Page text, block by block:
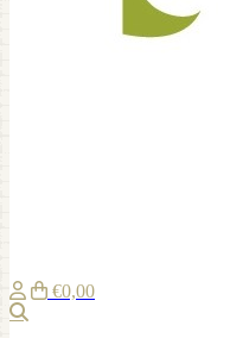
€0,00